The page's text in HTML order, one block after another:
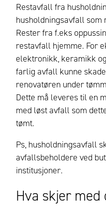
Restavfall fra
husholdningsavfall som
Rester fra f.eks
restavfall hjemme. For
elektronikk, keramikk
farlig avfall kunne
renovatøren under
Dette må leveres til en
med løst avfall som
tømt.
Ps, husholdningsavfall
avfallsbeholdere ved
institusjoner.
Hva skjer med